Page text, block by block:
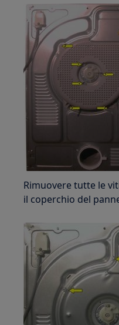
Rimuovere tutte le
il coperchio del